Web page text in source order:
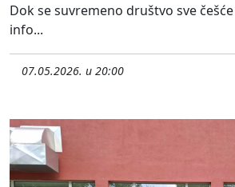
Dok se suvremeno društvo sve
info...
07.05.2026. u 20:00